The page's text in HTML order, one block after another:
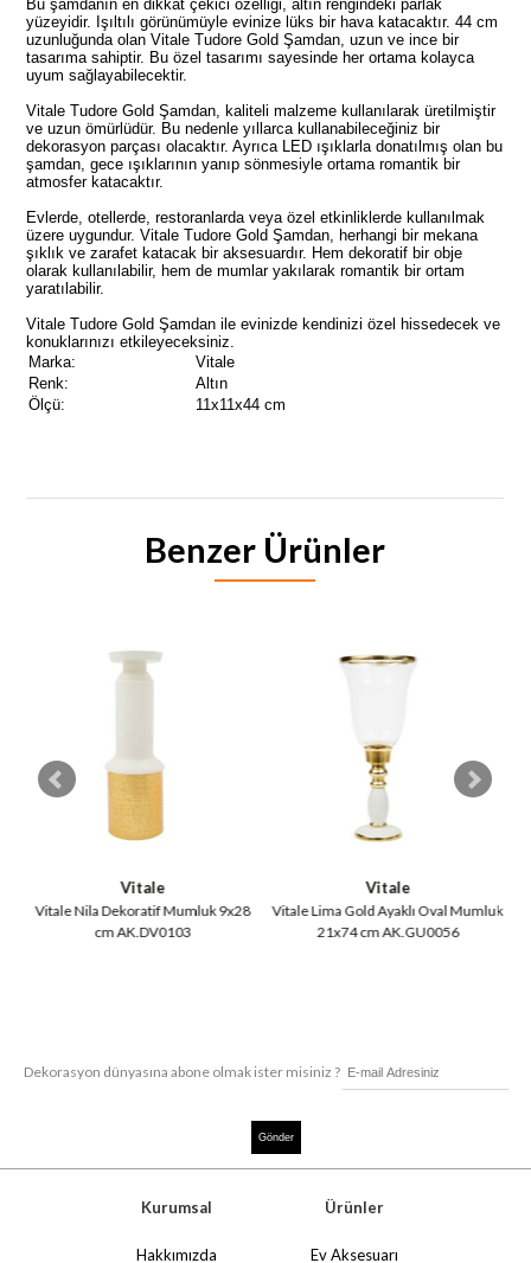
Bu şamdanın en dikkat çekici özelliği, altın rengindeki parlak
yüzeyidir. Işıltılı görünümüyle evinize lüks bir hava katacaktır. 44 cm
uzunluğunda olan Vitale Tudore Gold Şamdan, uzun ve ince bir
tasarıma sahiptir. Bu özel tasarımı sayesinde her ortama kolayca
uyum sağlayabilecektir.
Vitale Tudore Gold Şamdan, kaliteli malzeme kullanılarak üretilmiştir
ve uzun ömürlüdür. Bu nedenle yıllarca kullanabileceğiniz bir
dekorasyon parçası olacaktır. Ayrıca LED ışıklarla donatılmış olan bu
şamdan, gece ışıklarının yanıp sönmesiyle ortama romantik bir
atmosfer katacaktır.
Evlerde, otellerde, restoranlarda veya özel etkinliklerde kullanılmak
üzere uygundur. Vitale Tudore Gold Şamdan, herhangi bir mekana
şıklık ve zarafet katacak bir aksesuardır. Hem dekoratif bir obje
olarak kullanılabilir, hem de mumlar yakılarak romantik bir ortam
yaratılabilir.
Vitale Tudore Gold Şamdan ile evinizde kendinizi özel hissedecek ve
konuklarınızı etkileyeceksiniz.
Marka:
Vitale
Renk:
Altın
Ölçü:
11x11x44 cm
Benzer Ürünler
Vitale
Vitale Nila Dekoratif Mumluk 9x28
cm AK.DV0103
Vitale
Vitale Lima Gold Ayaklı Oval Mumluk
21x74 cm AK.GU0056
Dekorasyon dünyasına abone olmak ister misiniz ?
Kurumsal
Hakkımızda
Ürünler
Ev Aksesuarı